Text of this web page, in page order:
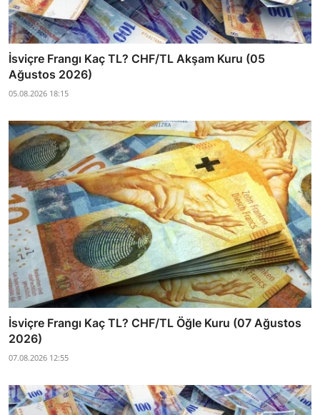
İsviçre Frangı Kaç TL? CHF/TL Akşam Kuru (05
Ağustos 2026)
05.08.2026 18:15
İsviçre Frangı Kaç TL? CHF/TL Öğle Kuru (07 Ağustos
2026)
07.08.2026 12:55